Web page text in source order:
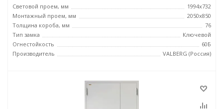
Световой проем, мм
1994x732
Монтажный проем, мм
2050x850
Толщина короба, мм
76
Тип замка
Ключевой
Огнестойкость
60Б
Производитель
VALBERG (Россия)